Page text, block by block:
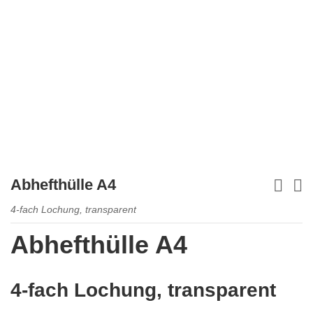
Abhefthülle A4
4-fach Lochung, transparent
Abhefthülle A4
4-fach Lochung, transparent